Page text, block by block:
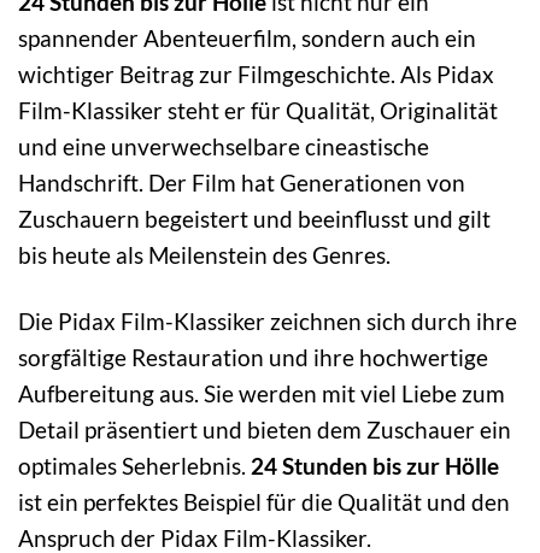
spannender Abenteuerfilm, sondern auch ein
wichtiger Beitrag zur Filmgeschichte. Als Pidax
Film-Klassiker steht er für Qualität, Originalität
und eine unverwechselbare cineastische
Handschrift. Der Film hat Generationen von
Zuschauern begeistert und beeinflusst und gilt
bis heute als Meilenstein des Genres.
Die Pidax Film-Klassiker zeichnen sich durch ihre
sorgfältige Restauration und ihre hochwertige
Aufbereitung aus. Sie werden mit viel Liebe zum
Detail präsentiert und bieten dem Zuschauer ein
optimales Seherlebnis. 24 Stunden bis zur Hölle
ist ein perfektes Beispiel für die Qualität und den
Anspruch der Pidax Film-Klassiker.